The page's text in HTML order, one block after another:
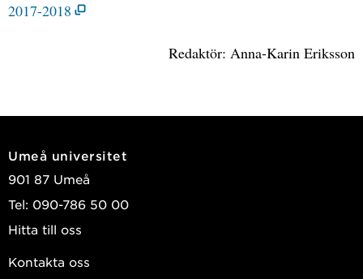
2017-2018
Redaktör: Anna-Karin Eriksson
Umeå universitet
901 87 Umeå
Tel: 090-786 50 00
Hitta till oss
Kontakta oss